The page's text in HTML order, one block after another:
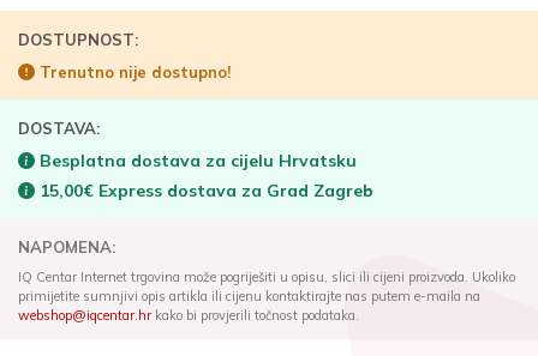
DOSTUPNOST:
Trenutno nije dostupno!
DOSTAVA:
Besplatna dostava za cijelu Hrvatsku
15,00€ Express dostava za Grad Zagreb
NAPOMENA:
IQ Centar Internet trgovina može pogriješiti u opisu, slici ili cijeni proizvoda. Ukoliko
primijetite sumnjivi opis artikla ili cijenu kontaktirajte nas putem e-maila na
webshop@iqcentar.hrkako bi provjerili točnost podataka.